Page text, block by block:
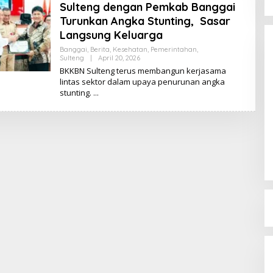
Sulteng dengan Pemkab Banggai
Turunkan Angka Stunting, Sasar
Langsung Keluarga
Banggai, Berita, Kesehatan, Pemerintahan,
Sulteng
April 20, 2026O
E
H
K
BKKBN Sulteng terus membangun kerjasama
lintas sektor dalam upaya penurunan angka
stunting.